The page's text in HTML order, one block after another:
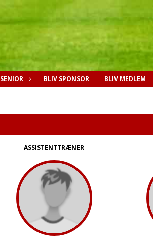
SENIOR BLIV SPONSOR BLIV MEDLEM
ASSISTENTTRÆNER